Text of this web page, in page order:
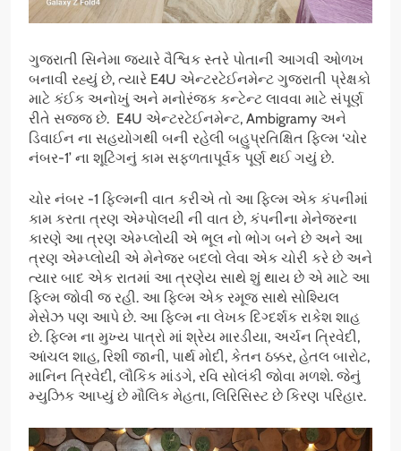
ગુજરાતી સિનેમા જ્યારે વૈશ્વિક સ્તરે પોતાની આગવી ઓળખ
બનાવી રહ્યું છે, ત્યારે E4U એન્ટરટેઈનમેન્ટ ગુજરાતી પ્રેક્ષકો
માટે કંઈક અનોખું અને મનોરંજક કન્ટેન્ટ લાવવા માટે સંપૂર્ણ
રીતે સજ્જ છે. E4U એન્ટરટેઈનમેન્ટ, Ambigramy અને
ડિવાઈન ના સહયોગથી બની રહેલી બહુપ્રતિક્ષિત ફિલ્મ ‘ચોર
નંબર-1’ ના શૂટિંગનું કામ સફળતાપૂર્વક પૂર્ણ થઈ ગયું છે.
ચોર નંબર -1 ફિલ્મની વાત કરીએ તો આ ફિલ્મ એક કંપનીમાં
કામ કરતા ત્રણ એમ્પોલયી ની વાત છે, કંપનીના મેનેજરના
કારણે આ ત્રણ એમ્પ્લોયી એ ભૂલ નો ભોગ બને છે અને આ
ત્રણ એમ્પ્લોયી એ મેનેજર બદલો લેવા એક ચોરી કરે છે અને
ત્યાર બાદ એક રાતમાં આ ત્રણેય સાથે શું થાય છે એ માટે આ
ફિલ્મ જોવી જ રહી. આ ફિલ્મ એક રમૂજ સાથે સોશ્યિલ
મેસેઝ પણ આપે છે. આ ફિલ્મ ના લેખક દિગ્દર્શક રાકેશ શાહ
છે. ફિલ્મ ના મુખ્ય પાત્રો માં શ્રેય મારડીયા, અર્ચન ત્રિવેદી,
આંચલ શાહ, રિશી જાની, પાર્થ મોદી, કેતન ઠક્કર, હેતલ બારોટ,
માનિન ત્રિવેદી, લૌકિક માંડગે, રવિ સોલંકી જોવા મળશે. જેનું
મ્યુઝિક આપ્યું છે મૌલિક મેહતા, લિરિસિસ્ટ છે કિરણ પરિહાર.